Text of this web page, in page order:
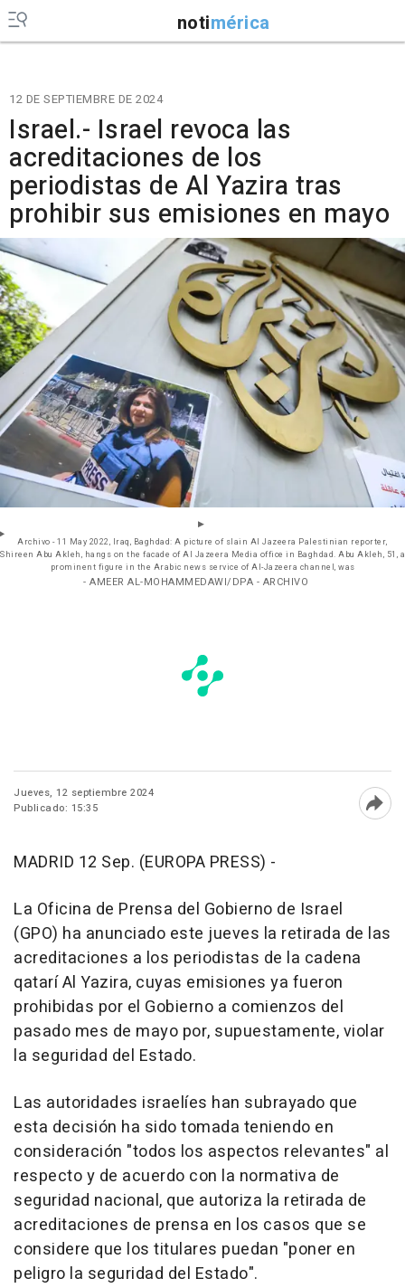
notimérica
12 DE SEPTIEMBRE DE 2024
Israel.- Israel revoca las
acreditaciones de los
periodistas de Al Yazira tras
prohibir sus emisiones en mayo
Archivo - 11 May 2022, Iraq, Baghdad: A picture of slain Al Jazeera Palestinian reporter,
Shireen Abu Akleh, hangs on the facade of Al Jazeera Media office in Baghdad. Abu Akleh, 51, a
prominent figure in the Arabic news service of Al-Jazeera channel, was
- AMEER AL-MOHAMMEDAWI/DPA - ARCHIVO
Jueves, 12 septiembre 2024
Publicado: 15:35
MADRID 12 Sep. (EUROPA PRESS) -
La Oficina de Prensa del Gobierno de Israel
(GPO) ha anunciado este jueves la retirada de las
acreditaciones a los periodistas de la cadena
qatarí Al Yazira, cuyas emisiones ya fueron
prohibidas por el Gobierno a comienzos del
pasado mes de mayo por, supuestamente, violar
la seguridad del Estado.
Las autoridades israelíes han subrayado que
esta decisión ha sido tomada teniendo en
consideración "todos los aspectos relevantes" al
respecto y de acuerdo con la normativa de
seguridad nacional, que autoriza la retirada de
acreditaciones de prensa en los casos que se
considere que los titulares puedan "poner en
peligro la seguridad del Estado".